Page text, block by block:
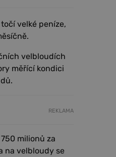
velké peníze,
velbloudích
měřící kondici
REKLAMA
milionů za
na velbloudy se